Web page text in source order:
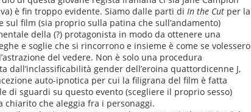
è fin troppo evidente. Siamo dalle parti di In the Cut per la
sul film (sia proprio sulla patina che sull’andamento)
della (?) protagonista in modo da ottenere una
e soglie che si rincorrono e insieme è come se volessero
del vedere. Non è solo una procedura
dall’inclassificabilità gender dell’eroina quattordicenne J,
auto-ipnotica per cui la filigrana del film è fatta
di sguardi su questo evento (scegliere il proprio sesso)
chiarito che aleggia fra i personaggi.